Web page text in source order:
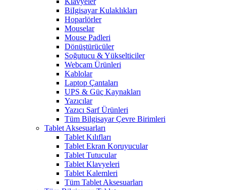
BiIgisayar Kulaklıkları
Hoparlörler
Mouselar
Mouse Padleri
Dönüştürücüler
Soğutucu & Yükselticiler
Webcam Ürünleri
Kablolar
Laptop Çantaları
UPS & Güç Kaynakları
Yazıcılar
Yazıcı Sarf Ürünleri
Tüm Bilgisayar Çevre Birimleri
Tablet Aksesuarları
Tablet Kılıfları
Tablet Ekran Koruyucular
Tablet Tutucular
Tablet Klavyeleri
Tablet Kalemleri
Tüm Tablet Aksesuarları